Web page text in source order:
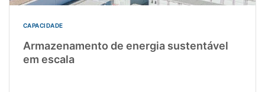
CAPACIDADE
Armazenamento de energia sustentável
em escala